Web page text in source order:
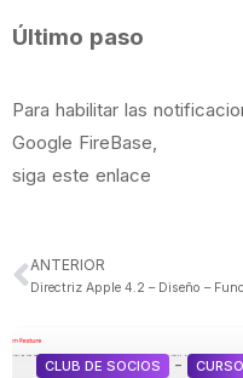
Último paso
Para habilitar las
Google FireBase,
siga este enlace
ANTERIOR
CLUB DE SOCIOS - CURSO